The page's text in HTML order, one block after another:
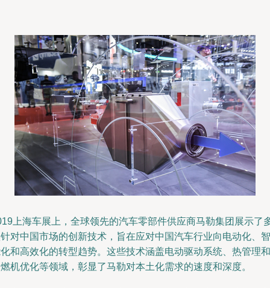
上海车展上，全球领先的汽车零部件供应商马勒集团展示了
对中国市场的创新技术，旨在应对中国汽车行业向电动化、智
和高效化的转型趋势。这些技术涵盖电动驱动系统、热管理和
机优化等领域，彰显了马勒对本土化需求的速度和深度。